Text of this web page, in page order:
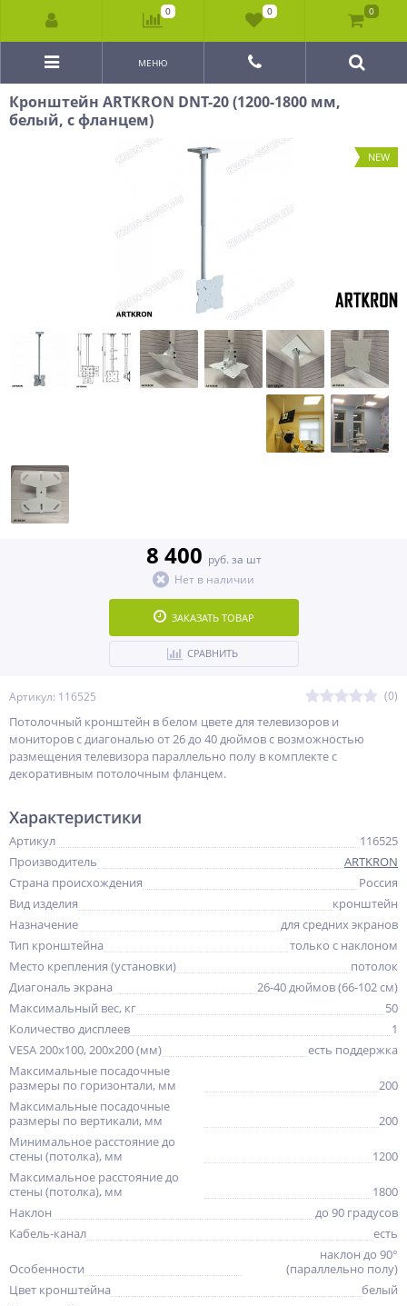
МЕНЮ
Кронштейн ARTKRON DNT-20 (1200-1800 мм,
белый, с фланцем)
NEW
Артикул: 116525 (0)
Потолочный кронштейн в белом цвете для телевизоров и
мониторов с диагональю от 26 до 40 дюймов c возможностью
размещения телевизора параллельно полу в комплекте с
декоративным потолочным фланцем.
8 400 руб. за шт
Нет в наличии
ЗАКАЗАТЬ ТОВАР
СРАВНИТЬ
Характеристики
Артикул
116525
Производитель
ARTKRON
Страна происхождения
Россия
Вид изделия
кронштейн
Назначение
для средних экранов
Тип кронштейна
только с наклоном
Место крепления (установки)
потолок
Диагональ экрана
26-40 дюймов (66-102 см)
Максимальный вес, кг
50
Количество дисплеев
1
VESA 200x100, 200x200 (мм)
есть поддержка
Максимальные посадочные
размеры по горизонтали, мм
200
Максимальные посадочные
размеры по вертикали, мм
200
Минимальное расстояние до
стены (потолка), мм
1200
Максимальное расстояние до
стены (потолка), мм
1800
Наклон
до 90 градусов
Кабель-канал
есть
Особенности
наклон до 90°
(параллельно полу)
Цвет кронштейна
белый
0 0 0